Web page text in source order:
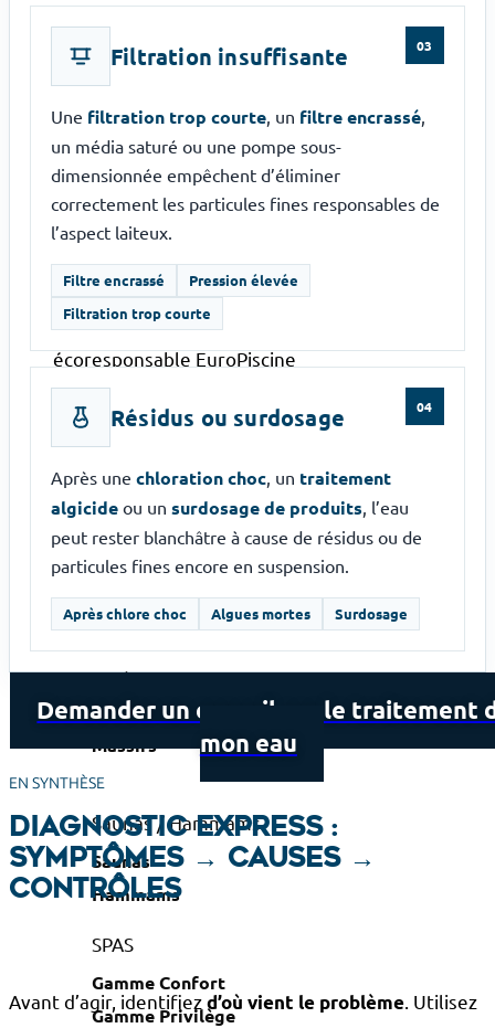
SÉCURITÉ
Barrière de piscine
Volet roulant
Volet immergé
Abri de piscine
Aménagement
ABORDS DE PISCINE
Margelles
Plage
Plage immergée
Aménagement paysager de piscine
Jardin
Massifs
Saunas / Hammams
Saunas
Hammams
SPAS
Gamme Confort
Gamme Privilège
Filtration insuffisante 03
Une filtration trop courte , un filtre encrassé
un média saturé ou une pompe sous-
dimensionnée empêchent d’éliminer
correctement les particules fines responsables de
l’aspect laiteux.
Filtre encrassé
Pression élevée
Filtration trop courte
Résidus ou surdosage 04
Après une chloration choc , un traitement
algicide ou un surdosage de produits , l’eau
peut rester blanchâtre à cause de résidus ou de
particules fines encore en suspension.
Après chlore choc Algues mortes Surdosage
Demander un conseil sur le traitement
mon eau
EN SYNTHÈSE
Diagnostic express :
symptômes → causes →
contrôles
Avant d’agir, identifiezd’où vient le problème . Utilisez